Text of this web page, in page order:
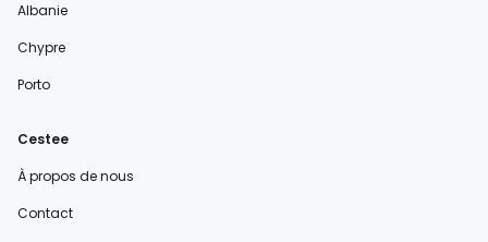
Albanie
Chypre
Porto
Cestee
À propos de nous
Contact